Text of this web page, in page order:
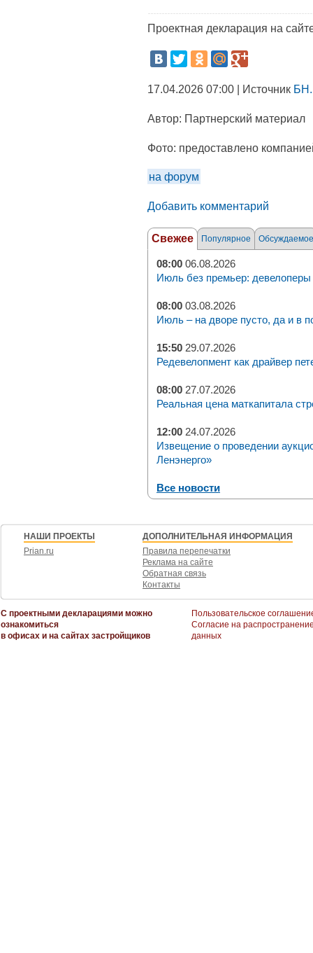
Проектная декларация на
17.04.2026 07:00 | Источник
Автор: Партнерский материал
Фото: предоставлено
на форум
Добавить комментарий
Свежее Популярное Обсуждаемое
08:00 06.08.2026
Июль без премьер: девелоперы
08:00 03.08.2026
Июль – на дворе пусто, да и в
15:50 29.07.2026
Редевелопмент как драйвер
08:00 27.07.2026
Реальная цена маткапитала
12:00 24.07.2026
Извещение о проведении
Ленэнерго»
Все новости
НАШИ ПРОЕКТЫ
Prian.ru
ДОПОЛНИТЕЛЬНАЯ ИНФОРМАЦИЯ
Правила перепечатки
Реклама на сайте
Обратная связь
Контакты
С проектными декларациями можно
ознакомиться
в офисах и на сайтах застройщиков
Пользовательское
Согласие на
данных